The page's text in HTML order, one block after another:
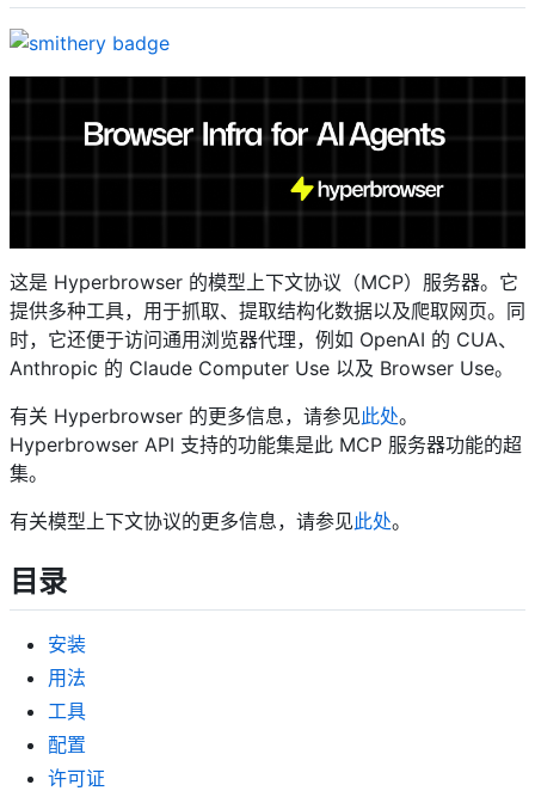
这是 Hyperbrowser 的模型上下文协议（MCP）服务器。它
提供多种工具，用于抓取、提取结构化数据以及爬取网页。同
时，它还便于访问通用浏览器代理，例如 OpenAI 的 CUA、
Anthropic 的 Claude Computer Use 以及 Browser Use。
有关 Hyperbrowser 的更多信息，请参见此处。
Hyperbrowser API 支持的功能集是此 MCP 服务器功能的超
集。
有关模型上下文协议的更多信息，请参见此处。
目录
安装
用法
工具
配置
许可证